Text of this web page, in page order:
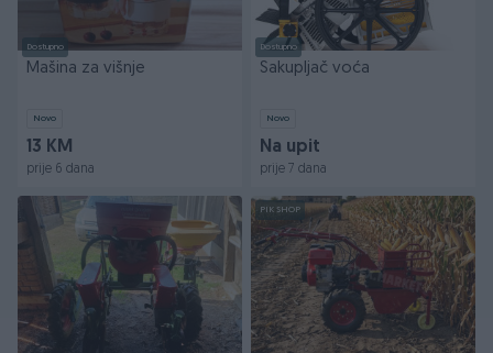
Dostupno
Mašina za višnje
Novo
13 KM
prije 6 dana
Dostupno
Sakupljač voća
Novo
Na upit
prije 7 dana
PIK SHOP